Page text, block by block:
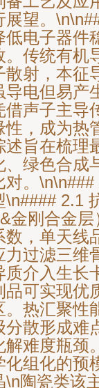
展望。
低电子器件
。传统有机
散射，本征
导电但易产
借声子主导
性，成为热
述旨在梳理
、绿色合成
对。
\n#### 2.1
金刚合金
数，单天线
力过滤三维
质介入生长
品可实现优
。热汇聚性
分散形成难
解难度瓶颈
化组化的预
\n陶瓷类该